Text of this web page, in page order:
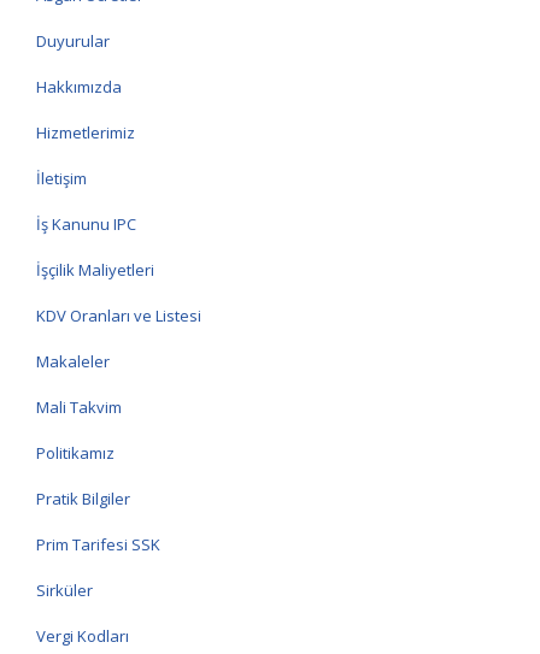
Duyurular
Hakkımızda
Hizmetlerimiz
İletişim
İş Kanunu IPC
İşçilik Maliyetleri
KDV Oranları ve Listesi
Makaleler
Mali Takvim
Politikamız
Pratik Bilgiler
Prim Tarifesi SSK
Sirküler
Vergi Kodları